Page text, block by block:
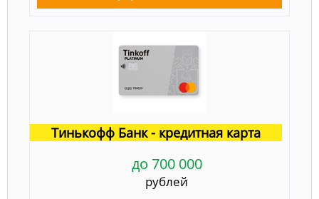
Тинькофф Банк - кредитная карта
до 700 000
рублей